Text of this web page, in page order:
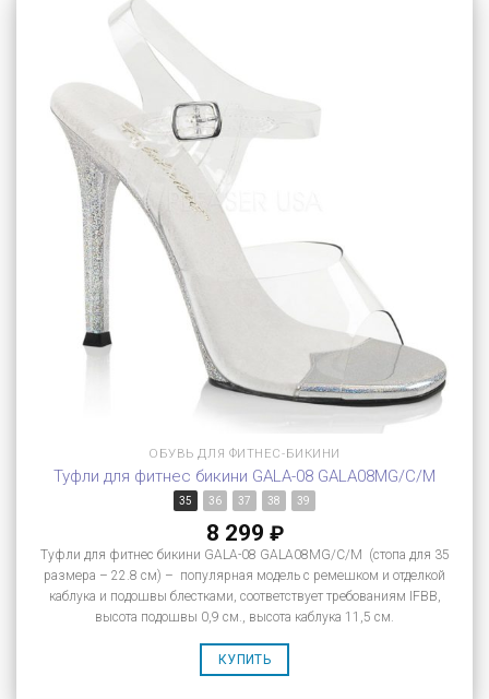
ОБУВЬ ДЛЯ ФИТНЕС-БИКИНИ
Туфли для фитнес бикини GALA-08 GALA08MG/C/M
35 36 37 38 39
8 299 ₽
Туфли для фитнес бикини GALA-08 GALA08MG/C/M (стопа для 35
размера – 22.8 см) – популярная модель с ремешком и отделкой
каблука и подошвы блестками, соответствует требованиям IFBB,
высота подошвы 0,9 см., высота каблука 11,5 см.
КУПИТЬ